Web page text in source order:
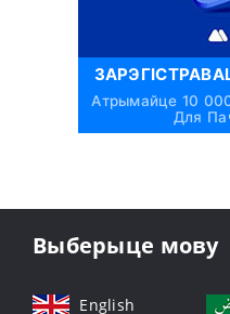
Атрымайце 10
Для
Выберыце мову
English